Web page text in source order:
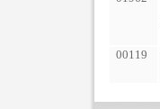
00119